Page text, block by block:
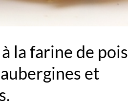
la farine de pois
et